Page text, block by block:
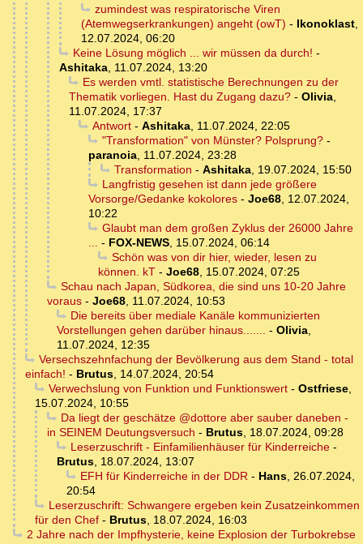
zumindest was respiratorische Viren
(Atemwegserkrankungen) angeht (owT) - Ikonoklast,
12.07.2024, 06:20
Keine Lösung möglich ... wir müssen da durch! -
Ashitaka, 11.07.2024, 13:20
Es werden vmtl. statistische Berechnungen zu der
Thematik vorliegen. Hast du Zugang dazu? - Olivia,
11.07.2024, 17:37
Antwort- Ashitaka, 11.07.2024, 22:05
"Transformation" von Münster? Polsprung?-
paranoia, 11.07.2024, 23:28
Transformation - Ashitaka, 19.07.2024, 15:50
Langfristig gesehen ist dann jede größere
Vorsorge/Gedanke kokolores - Joe68, 12.07.2024,
10:22
Glaubt man dem großen Zyklus der 26000 Jahre
... - FOX-NEWS, 15.07.2024, 06:14
Schön was von dir hier, wieder, lesen zu
können. kT - Joe68, 15.07.2024, 07:25
Schau nach Japan, Südkorea, die sind uns 10-20 Jahre
voraus - Joe68, 11.07.2024, 10:53
Die bereits über mediale Kanäle kommunizierten
Vorstellungen gehen darüber hinaus....... - Olivia,
11.07.2024, 12:35
Versechszehnfachung der Bevölkerung aus dem Stand - total
einfach! - Brutus, 14.07.2024, 20:54
Verwechslung von Funktion und Funktionswert- Ostfriese,
15.07.2024, 10:55
Da liegt der geschätze @dottore aber sauber daneben -
in SEINEM Deutungsversuch - Brutus, 18.07.2024, 09:28
Leserzuschrift - Einfamilienhäuser für Kinderreiche-
Brutus, 18.07.2024, 13:07
EFH für Kinderreiche in der DDR- Hans, 26.07.2024,
20:54
Leserzuschrift: Schwangere ergeben kein Zusatzeinkommen
für den Chef - Brutus, 18.07.2024, 16:03
2 Jahre nach der Impfhysterie, keine Explosion der Turbokrebse